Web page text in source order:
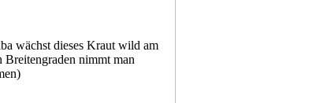
wächst dieses Kraut wild am
Breitengraden nimmt man